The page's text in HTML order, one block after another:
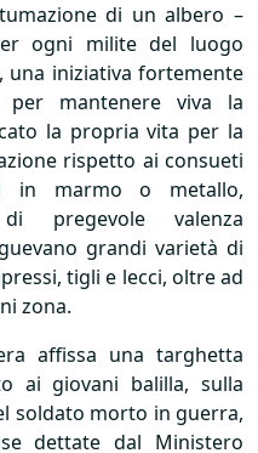
di un albero –
ogni milite del luogo
iniziativa fortemente
mantenere viva la
la propria vita per la
rispetto ai consueti
in marmo o metallo,
pregevole valenza
grandi varietà di
tigli e lecci, oltre ad
zona.
affissa una targhetta
ai giovani balilla, sulla
soldato morto in guerra,
dettate dal Ministero